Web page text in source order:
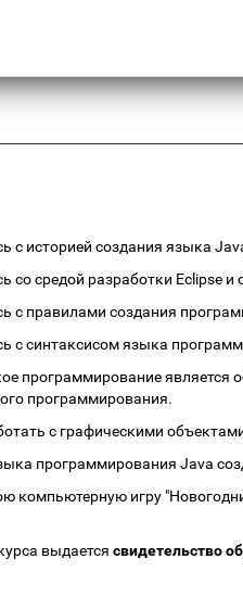
с историей создания языка
со средой разработки Eclipse
с правилами создания
с синтаксисом языка
программирование
программирования.
с графическими
программирования Java
компьютерную игру
выдается свидетельство